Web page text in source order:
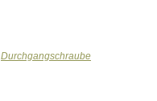
Durchgangschraube